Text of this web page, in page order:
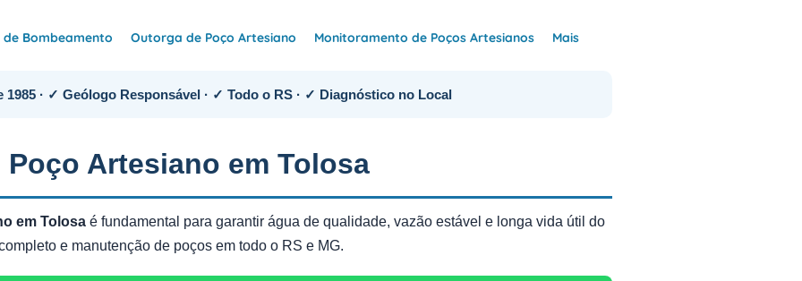
de Bombeamento Outorga de Poço Artesiano Monitoramento de Poços Artesianos Mais
1985 · ✓ Geólogo Responsável · ✓ Todo o RS · ✓ Diagnóstico no Local
Artesiano em Tolosa
em Tolosa é fundamental para garantir água de qualidade, vazão estável e longa vida útil do
e manutenção de poços em todo o RS e MG.